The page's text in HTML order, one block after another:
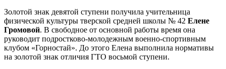
Золотой знак девятой ступени получила учительница
физической культуры тверской средней школы № 42 Елене
Громовой. В свободное от основной работы время она
руководит подростково-молодежным военно-спортивным
клубом «Горностай». До этого Елена выполнила нормативы
на золотой знак отличия ГТО восьмой ступени.